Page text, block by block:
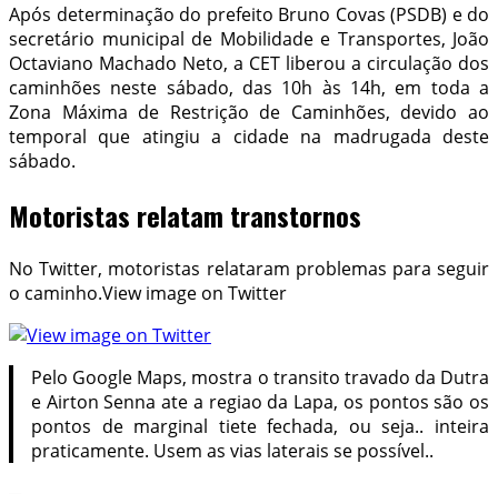
Após determinação do prefeito Bruno Covas (PSDB) e do
secretário municipal de Mobilidade e Transportes, João
Octaviano Machado Neto, a CET liberou a circulação dos
caminhões neste sábado, das 10h às 14h, em toda a
Zona Máxima de Restrição de Caminhões, devido ao
temporal que atingiu a cidade na madrugada deste
sábado.
Motoristas relatam transtornos
No Twitter, motoristas relataram problemas para seguir
o caminho.View image on Twitter
Pelo Google Maps, mostra o transito travado da Dutra
e Airton Senna ate a regiao da Lapa, os pontos são os
pontos de marginal tiete fechada, ou seja.. inteira
praticamente. Usem as vias laterais se possível..